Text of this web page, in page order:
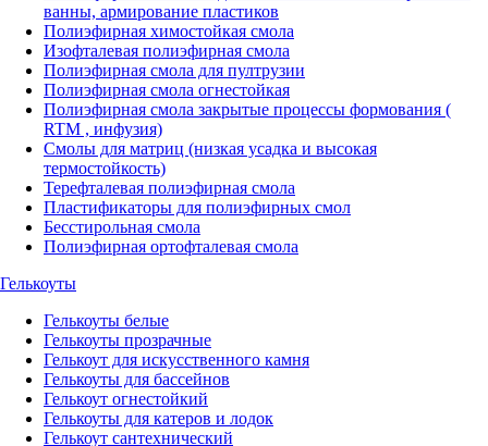
ванны, армирование пластиков
Полиэфирная химостойкая смола
Изофталевая полиэфирная смола
Полиэфирная смола для пултрузии
Полиэфирная смола огнестойкая
Полиэфирная смола закрытые процессы формования (
RTM , инфузия)
Смолы для матриц (низкая усадка и высокая
термостойкость)
Терефталевая полиэфирная смола
Пластификаторы для полиэфирных смол
Бесстирольная смола
Полиэфирная ортофталевая смола
Гелькоуты
Гелькоуты белые
Гелькоуты прозрачные
Гелькоут для искусственного камня
Гелькоуты для бассейнов
Гелькоут огнестойкий
Гелькоуты для катеров и лодок
Гелькоут сантехнический